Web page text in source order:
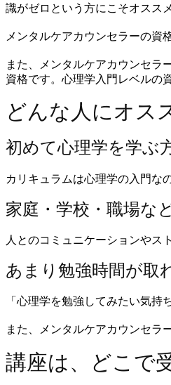
識がゼロという方にこそオスス
メンタルケアカウンセラーの資
また、メンタルケアカウンセラ
資格です。心理学入門レベルの
どんな人にオス
初めて心理学を学ぶ
カリキュラムは心理学の入門な
家庭・学校・職場な
人とのコミュニケーションやス
あまり勉強時間が取
「心理学を勉強してみたい気
また、メンタルケアカウンセラ
講座は、どこで